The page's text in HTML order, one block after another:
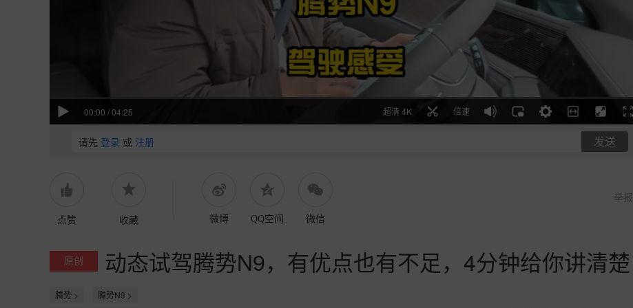
00:00 /04:25 超清 4K 倍速
请先 登录 或 注册 发送
点赞 收藏 微博 QQ空间 微信
举报
原创 动态试驾腾势N9，有优点也有不足，4分钟给你讲清楚
腾势 > 腾势N9 >